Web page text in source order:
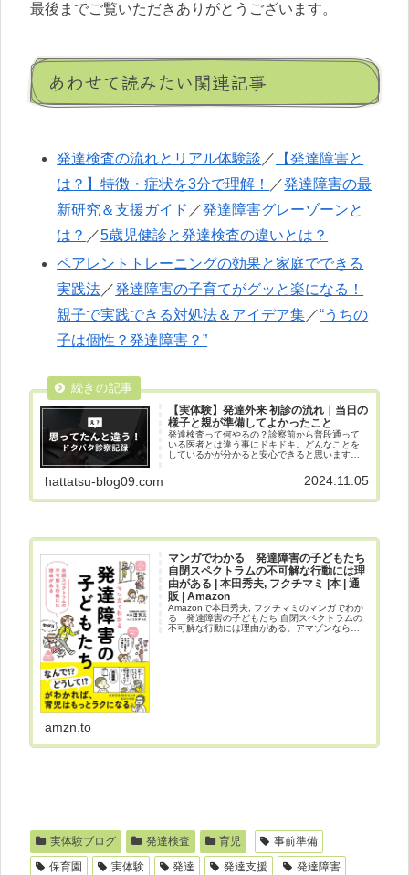
最後までご覧いただきありがとうございます。
あわせて読みたい関連記事
発達検査の流れとリアル体験談 ／
【発達障害と
は？】特徴・症状を3分で理解！
／発達障害の最
新研究＆支援ガイド ／発達障害グレーゾーンと
は？ ／5歳児健診と発達検査の違いとは？
ペアレントトレーニングの効果と家庭でできる
実践法／発達障害の子育てがグッと楽になる！
親子で実践できる対処法＆アイデア集／“うちの
子は個性？発達障害？”
【実体験】発達外来 初診の流れ｜当日の
様子と親が準備してよかったこと
発達検査って何やるの？診察前から普段通って
いる医者とは違う事にドキドキ。どんなことを
しているかが分かると安心できると思います。
hattatsu-blog09.com 2024.11.05
マンガでわかる 発達障害の子どもたち
自閉スペクトラムの不可解な行動には理
由がある | 本田秀夫, フクチマミ |本 | 通
販 | Amazon
Amazonで本田秀夫, フクチマミのマンガでわか
る 発達障害の子どもたち 自閉スペクトラムの
不可解な行動には理由がある。アマゾンならポ
amzn.to
実体験ブログ 発達検査 育児
事前準備
保育園
実体験 発達 発達支援
発達障害